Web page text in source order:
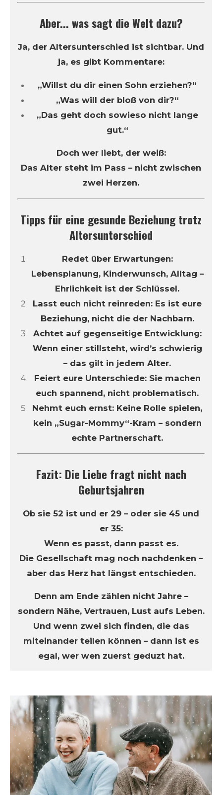
Aber... was sagt die Welt dazu?
Ja, der Altersunterschied ist sichtbar. Und
ja, es gibt Kommentare:
„Willst du dir einen Sohn erziehen?“
„Was will der bloß von dir?“
„Das geht doch sowieso nicht lange
gut.“
Doch wer liebt, der weiß:
Das Alter steht im Pass – nicht zwischen
zwei Herzen.
Tipps für eine gesunde Beziehung trotz
Altersunterschied
Redet über Erwartungen:
Lebensplanung, Kinderwunsch, Alltag –
Ehrlichkeit ist der Schlüssel.
Lasst euch nicht reinreden: Es ist eure
Beziehung, nicht die der Nachbarn.
Achtet auf gegenseitige Entwicklung:
Wenn einer stillsteht, wird’s schwierig
– das gilt in jedem Alter.
Feiert eure Unterschiede: Sie machen
euch spannend, nicht problematisch.
Nehmt euch ernst: Keine Rolle spielen,
kein „Sugar-Mommy“-Kram – sondern
echte Partnerschaft.
Fazit: Die Liebe fragt nicht nach
Geburtsjahren
Ob sie 52 ist und er 29 – oder sie 45 und
er 35:
Wenn es passt, dann passt es.
Die Gesellschaft mag noch nachdenken –
aber das Herz hat längst entschieden.
Denn am Ende zählen nicht Jahre –
sondern Nähe, Vertrauen, Lust aufs Leben.
Und wenn zwei sich finden, die das
miteinander teilen können – dann ist es
egal, wer wen zuerst geduzt hat.